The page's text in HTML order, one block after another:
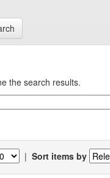
the search results.
| Sort items by